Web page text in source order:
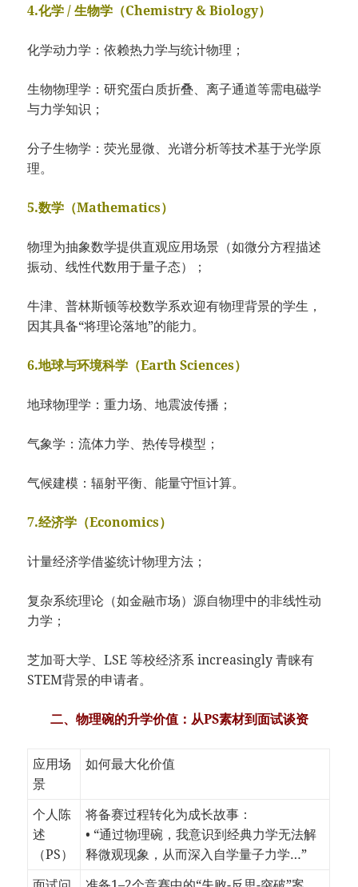
4.化学 / 生物学（Chemistry & Biology）
化学动力学：依赖热力学与统计物理；
生物物理学：研究蛋白质折叠、离子通道等需电磁学
与力学知识；
分子生物学：荧光显微、光谱分析等技术基于光学原
理。
5.数学（Mathematics）
物理为抽象数学提供直观应用场景（如微分方程描述
振动、线性代数用于量子态）；
牛津、普林斯顿等校数学系欢迎有物理背景的学生，
因其具备“将理论落地”的能力。
6.地球与环境科学（Earth Sciences）
地球物理学：重力场、地震波传播；
气象学：流体力学、热传导模型；
气候建模：辐射平衡、能量守恒计算。
7.经济学（Economics）
计量经济学借鉴统计物理方法；
复杂系统理论（如金融市场）源自物理中的非线性动
力学；
芝加哥大学、LSE 等校经济系 increasingly 青睐有
STEM背景的申请者。
二、物理碗的升学价值：从PS素材到面试谈资
应用场
景
如何最大化价值
个人陈
述
（PS）
将备赛过程转化为成长故事：
• “通过物理碗，我意识到经典力学无法解
释微观现象，从而深入自学量子力学…”